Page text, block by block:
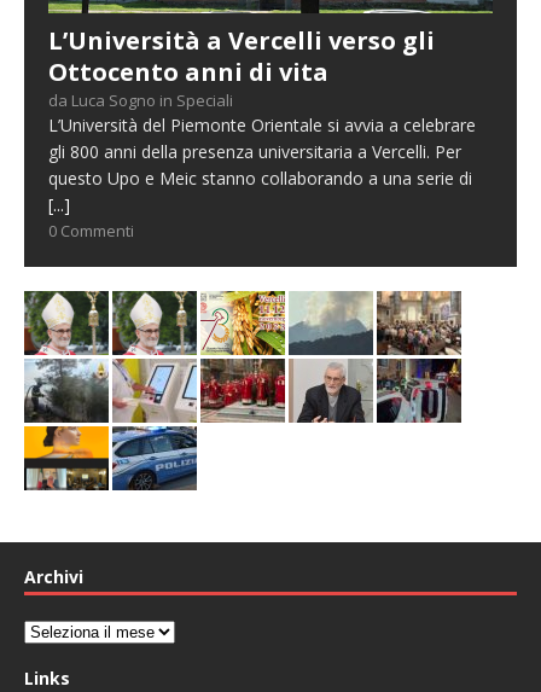
L’Università a Vercelli verso gli
Ottocento anni di vita
da Luca Sogno in Speciali
L’Università del Piemonte Orientale si avvia a celebrare
gli 800 anni della presenza universitaria a Vercelli. Per
questo Upo e Meic stanno collaborando a una serie di
[...]
0 Commenti
Archivi
Archivi
Links